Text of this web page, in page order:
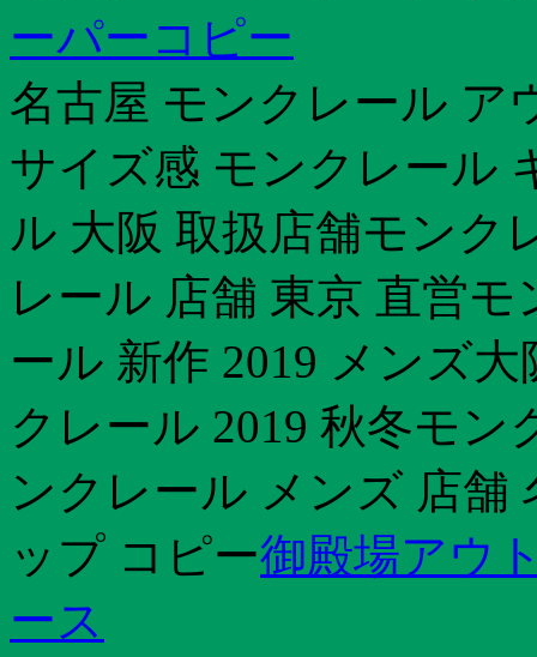
ーパーコピー
名古屋 モンクレール ア
サイズ感 モンクレール
ル 大阪 取扱店舗モンク
レール 店舗 東京 直営
ール 新作 2019 メンズ
クレール 2019 秋冬モ
ンクレール メンズ 店舗
ップ コピー御殿場アウ
ース